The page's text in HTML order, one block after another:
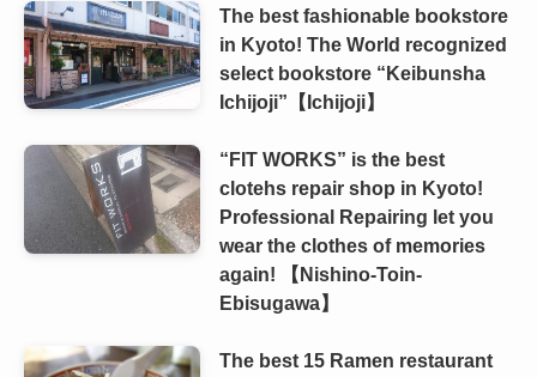
The best fashionable bookstore
in Kyoto! The World recognized
select bookstore “Keibunsha
Ichijoji”【Ichijoji】
“FIT WORKS” is the best
clotehs repair shop in Kyoto!
Professional Repairing let you
wear the clothes of memories
again! 【Nishino-Toin-
Ebisugawa】
The best 15 Ramen restaurant